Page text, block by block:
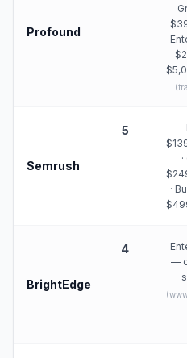
Profound
(
Semrush
5
·
BrightEdge
4
—
(